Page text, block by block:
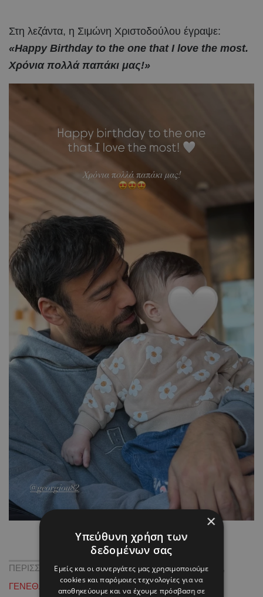
Στη λεζάντα, η Σιμώνη Χριστοδούλου έγραψε:
«Happy Birthday to the one that I love the most.
Χρόνια πολλά παπάκι μας!»
ΠΕΡΙΣΣΟΤΕΡΑ ΓΙΑ ΑΝΑΡΤΗΣΗ, ΑΝΔΡΕΑΣ ΓΕΩΡΓΙΟΥ
,
ΓΕΝΕΘΛΙΑ
ΣΙΜΩΝΗ ΧΡΙΣΤΟΔΟΥΛΟΥ
×
Υπεύθυνη χρήση των
δεδομένων σας
Εμείς και οι συνεργάτες μας χρησιμοποιούμε
cookies και παρόμοιες τεχνολογίες για να
αποθηκεύουμε και να έχουμε πρόσβαση σε